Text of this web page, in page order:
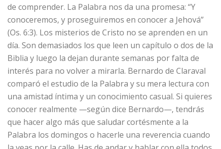
de comprender. La Palabra nos da una promesa: “Y
conoceremos, y proseguiremos en conocer a Jehová”
(Os. 6:3). Los misterios de Cristo no se aprenden en un
día. Son demasiados los que leen un capítulo o dos de la
Biblia y luego la dejan durante semanas por falta de
interés para no volver a mirarla. Bernardo de Claraval
comparó el estudio de la Palabra y su mera lectura con
una amistad íntima y un conocimiento casual. Si quieres
conocer realmente —según dice Bernardo—, tendrás
que hacer algo más que saludar cortésmente a la
Palabra los domingos o hacerle una reverencia cuando